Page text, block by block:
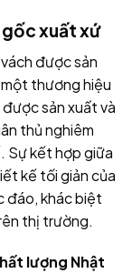
gốc xuất xứ
được sản
thương hiệu
sản xuất và
thủ nghiêm
Sự kết hợp giữa
kế tối giản của
đáo, khác biệt
thị trường.
lượng Nhật